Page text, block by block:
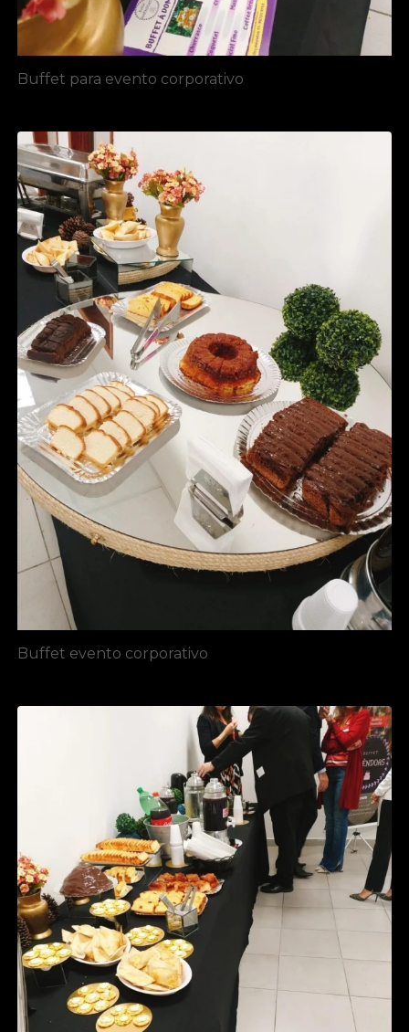
Buffet para evento corporativo
Buffet evento corporativo